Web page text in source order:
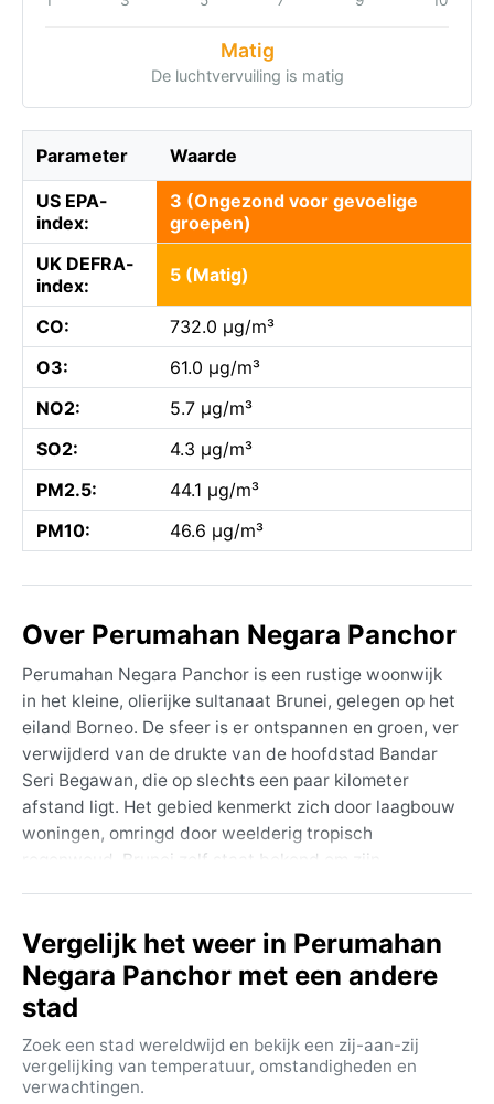
Matig
De luchtvervuiling is matig
Parameter Waarde
US EPA-
index:
3 (Ongezond voor gevoelige
groepen)
UK DEFRA-
index:
5 (Matig)
CO:
732.0 µg/m³
O3:
61.0 µg/m³
NO2:
5.7 µg/m³
SO2:
4.3 µg/m³
PM2.5:
44.1 µg/m³
PM10:
46.6 µg/m³
Over Perumahan Negara Panchor
Perumahan Negara Panchor is een rustige woonwijk
in het kleine, olierijke sultanaat Brunei, gelegen op het
eiland Borneo. De sfeer is er ontspannen en groen, ver
verwijderd van de drukte van de hoofdstad Bandar
Seri Begawan, die op slechts een paar kilometer
afstand ligt. Het gebied kenmerkt zich door laagbouw
woningen, omringd door weelderig tropisch
regenwoud. Brunei zelf staat bekend om zijn
Kampong Ayer. De geografie is vlak en dichtbebost,
met een warm en vochtig klimaat dat het hele jaar
door heerst.
ofwel tropisch regenwoudklimaat. Dit betekent dat er
geen echt droog seizoen is; de temperaturen
Vergelijk het weer in Perumahan
Negara Panchor met een andere
stad
Zoek een stad wereldwijd en bekijk een zij-aan-zij
vergelijking van temperatuur, omstandigheden en
verwachtingen.